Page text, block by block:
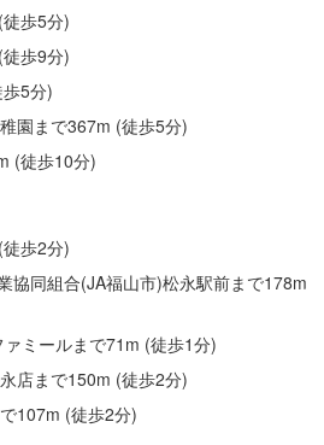
歩5分)
歩9分)
5分)
園まで367m (徒歩5分)
(徒歩10分)
歩2分)
協同組合(JA福山市)松永駅前まで178m
ミールまで71m (徒歩1分)
店まで150m (徒歩2分)
107m (徒歩2分)